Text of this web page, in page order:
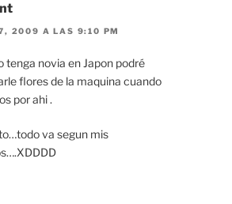
2009 A LAS 9:10 PM
tenga novia en Japon podré
flores de la maquina cuando
por ahi .
va segun mis